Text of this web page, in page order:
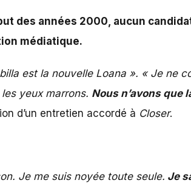
des années 2000, aucun
médiatique.
est la nouvelle Loana ». « Je ne
yeux marrons. Nous n’avons que
d’un entretien accordé à Closer.
Je me suis noyée toute seule. Je